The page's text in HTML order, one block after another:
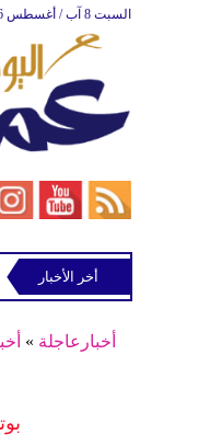
السبت 8 آب / أغسطس 2026
الخزانة
أخر الأخبار
أخبارعاجلة »